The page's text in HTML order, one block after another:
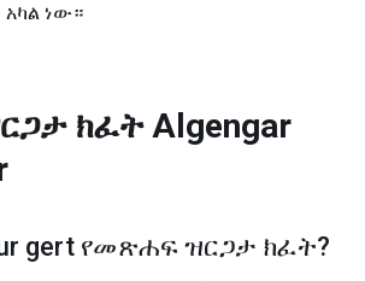
ነው።
ክፈት Algengar
gert የመጽሐፍ ዝርጋታ ክፈት?